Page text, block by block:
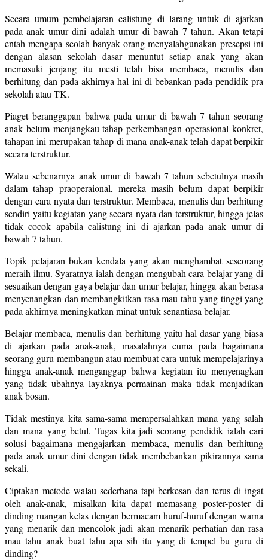
Secara umum pembelajaran calistung di larang untuk di ajarkan
pada anak umur dini adalah umur di bawah 7 tahun. Akan tetapi
entah mengapa seolah banyak orang menyalahgunakan presepsi ini
dengan alasan sekolah dasar menuntut setiap anak yang akan
memasuki jenjang itu mesti telah bisa membaca, menulis dan
berhitung dan pada akhirnya hal ini di bebankan pada pendidik pra
sekolah atau TK.
Piaget beranggapan bahwa pada umur di bawah 7 tahun seorang
anak belum menjangkau tahap perkembangan operasional konkret,
tahapan ini merupakan tahap di mana anak-anak telah dapat berpikir
secara terstruktur.
Walau sebenarnya anak umur di bawah 7 tahun sebetulnya masih
dalam tahap praoperaional, mereka masih belum dapat berpikir
dengan cara nyata dan terstruktur. Membaca, menulis dan berhitung
sendiri yaitu kegiatan yang secara nyata dan terstruktur, hingga jelas
tidak cocok apabila calistung ini di ajarkan pada anak umur di
bawah 7 tahun.
Topik pelajaran bukan kendala yang akan menghambat seseorang
meraih ilmu. Syaratnya ialah dengan mengubah cara belajar yang di
sesuaikan dengan gaya belajar dan umur belajar, hingga akan berasa
menyenangkan dan membangkitkan rasa mau tahu yang tinggi yang
pada akhirnya meningkatkan minat untuk senantiasa belajar.
Belajar membaca, menulis dan berhitung yaitu hal dasar yang biasa
di ajarkan pada anak-anak, masalahnya cuma pada bagaimana
seorang guru membangun atau membuat cara untuk mempelajarinya
hingga anak-anak menganggap bahwa kegiatan itu menyenagkan
yang tidak ubahnya layaknya permainan maka tidak menjadikan
anak bosan.
Tidak mestinya kita sama-sama mempersalahkan mana yang salah
dan mana yang betul. Tugas kita jadi seorang pendidik ialah cari
solusi bagaimana mengajarkan membaca, menulis dan berhitung
pada anak umur dini dengan tidak membebankan pikirannya sama
sekali.
Ciptakan metode walau sederhana tapi berkesan dan terus di ingat
oleh anak-anak, misalkan kita dapat memasang poster-poster di
dinding ruangan kelas dengan bermacam huruf-huruf dengan warna
yang menarik dan mencolok jadi akan menarik perhatian dan rasa
mau tahu anak buat tahu apa sih itu yang di tempel bu guru di
dinding?